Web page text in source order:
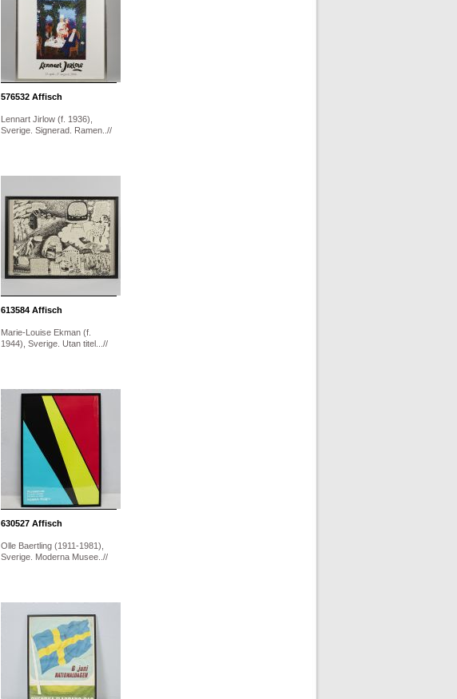
576532Affisch
Lennart Jirlow (f. 1936),
Sverige. Signerad. Ramen..//
613584Affisch
Marie-Louise Ekman (f.
1944), Sverige. Utan titel...//
630527Affisch
Olle Baertling (1911-1981),
Sverige. Moderna Musee..//